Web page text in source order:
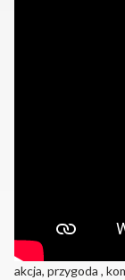
akcja, przygoda ,